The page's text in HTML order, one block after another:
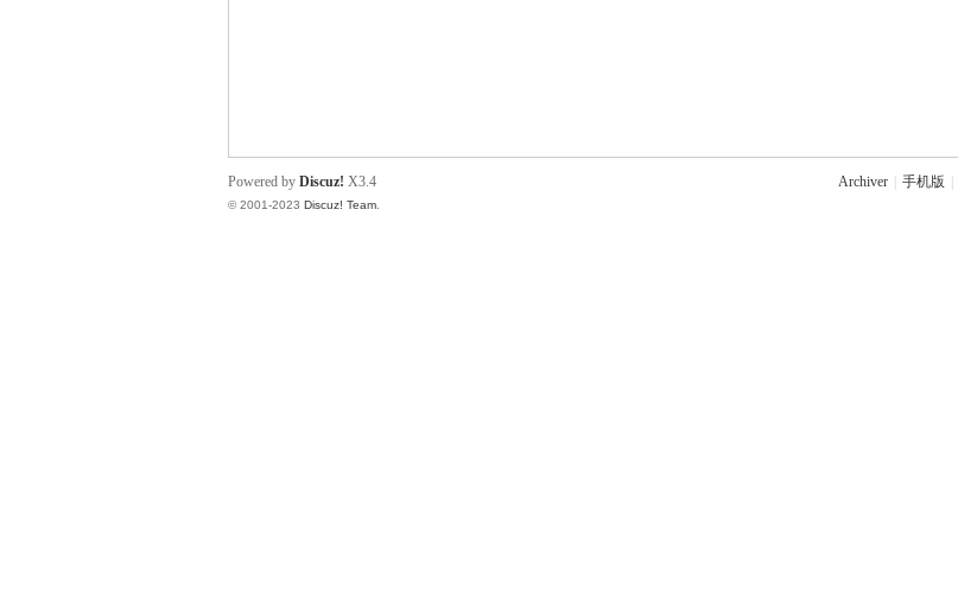
Archiver 手机版
Powered by Discuz! X3.4
© 2001-2023 Discuz! Team